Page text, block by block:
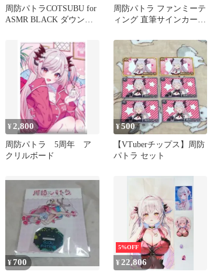
周防パトラCOTSUBU for
ASMR BLACK ダウンロ
周防パトラ ファンミーテ
ィング 直筆サインカード
¥ 2,800
周防パトラ 5周年 ア
クリルボード
¥500
【VTuberチップス】周防
パトラ セット
¥700
5%OFF
¥ 22,806